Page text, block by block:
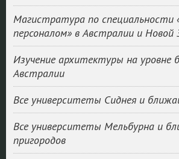
Магистратура по специальности
персоналом» в Австралии и Новой
Изучение архитектуры на уровне
Австралии
Все университеты Сиднея и
Все университеты Мельбурна и
пригородов